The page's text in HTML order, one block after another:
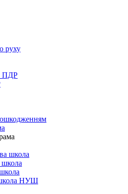
руху
ПДР
школа
школа НУШ